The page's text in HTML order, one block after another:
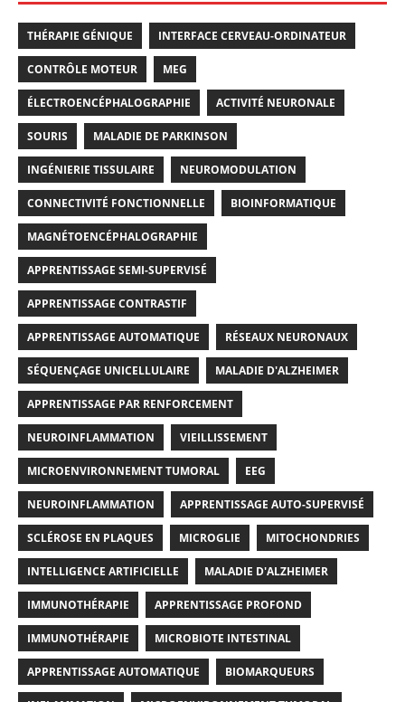
THÉRAPIE GÉNIQUE INTERFACE CERVEAU-ORDINATEUR
CONTRÔLE MOTEUR MEG
ÉLECTROENCÉPHALOGRAPHIE ACTIVITÉ NEURONALE
SOURIS MALADIE DE PARKINSON
INGÉNIERIE TISSULAIRE NEUROMODULATION
CONNECTIVITÉ FONCTIONNELLE BIOINFORMATIQUE
MAGNÉTOENCÉPHALOGRAPHIE
APPRENTISSAGE SEMI-SUPERVISÉ
APPRENTISSAGE CONTRASTIF
APPRENTISSAGE AUTOMATIQUE RÉSEAUX NEURONAUX
SÉQUENÇAGE UNICELLULAIRE MALADIE D'ALZHEIMER
APPRENTISSAGE PAR RENFORCEMENT
NEUROINFLAMMATION VIEILLISSEMENT
MICROENVIRONNEMENT TUMORAL EEG
NEUROINFLAMMATION APPRENTISSAGE AUTO-SUPERVISÉ
SCLÉROSE EN PLAQUES MICROGLIE MITOCHONDRIES
INTELLIGENCE ARTIFICIELLE MALADIE D'ALZHEIMER
IMMUNOTHÉRAPIE APPRENTISSAGE PROFOND
IMMUNOTHÉRAPIE MICROBIOTE INTESTINAL
APPRENTISSAGE AUTOMATIQUE BIOMARQUEURS